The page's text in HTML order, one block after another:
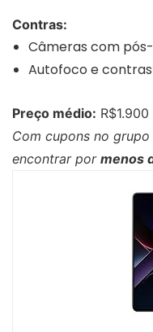
Contras:
Câmeras com
Autofoco e
Preço médio:
Com cupons no
encontrar por menos